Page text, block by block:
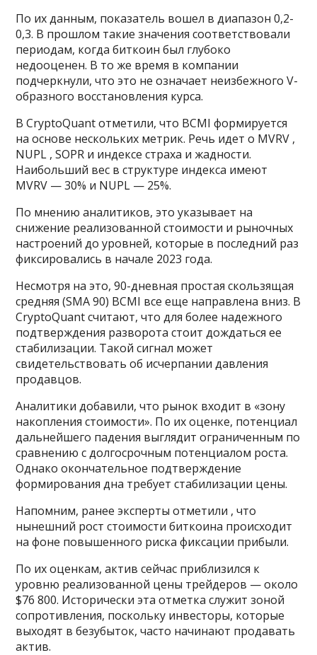
По их данным, показатель вошел в диапазон 0,2-
0,3. В прошлом такие значения соответствовали
периодам, когда биткоин был глубоко
недооценен. В то же время в компании
подчеркнули, что это не означает неизбежного V-
образного восстановления курса.
В CryptoQuant отметили, что BCMI формируется
на основе нескольких метрик. Речь идет о MVRV ,
NUPL , SOPR и индексе страха и жадности.
Наибольший вес в структуре индекса имеют
MVRV — 30% и NUPL — 25%.
По мнению аналитиков, это указывает на
снижение реализованной стоимости и рыночных
настроений до уровней, которые в последний раз
фиксировались в начале 2023 года.
Несмотря на это, 90-дневная простая скользящая
средняя (SMA 90) BCMI все еще направлена вниз. В
CryptoQuant считают, что для более надежного
подтверждения разворота стоит дождаться ее
стабилизации. Такой сигнал может
свидетельствовать об исчерпании давления
продавцов.
Аналитики добавили, что рынок входит в «зону
накопления стоимости». По их оценке, потенциал
дальнейшего падения выглядит ограниченным по
сравнению с долгосрочным потенциалом роста.
Однако окончательное подтверждение
формирования дна требует стабилизации цены.
Напомним, ранее эксперты отметили , что
нынешний рост стоимости биткоина происходит
на фоне повышенного риска фиксации прибыли.
По их оценкам, актив сейчас приблизился к
уровню реализованной цены трейдеров — около
$76 800. Исторически эта отметка служит зоной
сопротивления, поскольку инвесторы, которые
выходят в безубыток, часто начинают продавать
актив.